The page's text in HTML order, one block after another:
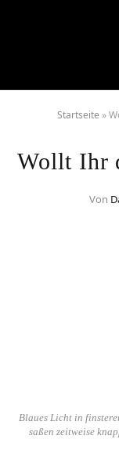
Startseite »
Wollt Ihr
Von
Blaues Licht in
saßen zeitweise